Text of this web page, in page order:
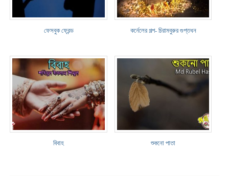
ফেসবুক ফ্রেন্ড কর্নেলের গল্প- চিরামবুরুর গুপ্তধন
বিবাহ শুকনো পাতা